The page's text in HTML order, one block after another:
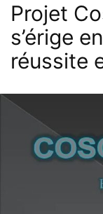
Projet
s’érige
réussite